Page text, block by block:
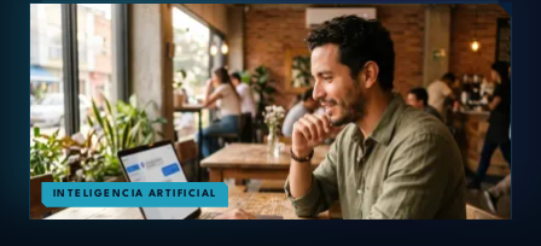
INTELIGENCIA ARTIFICIAL